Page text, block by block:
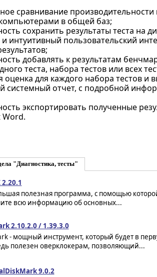
сравнивание
в общей баз;
сохранить результаты теста на
интуитивный пользовательский
добавлять к результатам
теста, набора тестов или всех
оценка для каждого набора тестов
системный отчет, с подробной
экспортировать полученные
"Диагностика, тесты"
2.20.1
полезная программа, с помощью
всю информацию об основных...
2.10.2.0 / 1.39.3.0
- мощный инструмент, который будет в
полезен оверклокерам, позволяющий...
9.0.2